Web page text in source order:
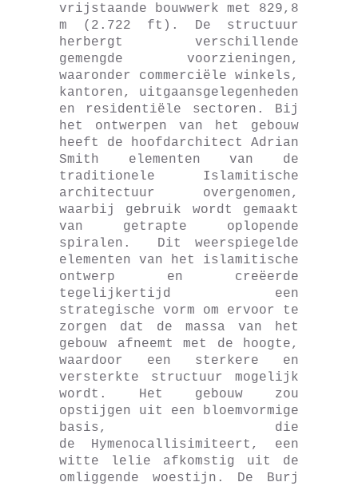
vrijstaande bouwwerk met 829,8
m (2.722 ft). De structuur
herbergt verschillende
gemengde voorzieningen,
waaronder commerciële winkels,
kantoren, uitgaansgelegenheden
en residentiële sectoren. Bij
het ontwerpen van het gebouw
heeft de hoofdarchitect Adrian
Smith elementen van de
traditionele Islamitische
architectuur overgenomen,
waarbij gebruik wordt gemaakt
van getrapte oplopende
spiralen. Dit weerspiegelde
elementen van het islamitische
ontwerp en creëerde
tegelijkertijd een
strategische vorm om ervoor te
zorgen dat de massa van het
gebouw afneemt met de hoogte,
waardoor een sterkere en
versterkte structuur mogelijk
wordt. Het gebouw zou
opstijgen uit een bloemvormige
basis, die
de Hymenocallisimiteert, een
witte lelie afkomstig uit de
omliggende woestijn. De Burj